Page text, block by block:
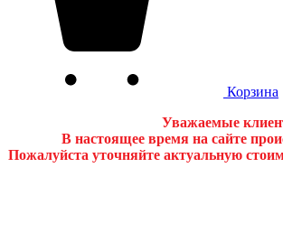
Корзина
Уважаемые
В настоящее время на сайте
Пожалуйста уточняйте актуальную